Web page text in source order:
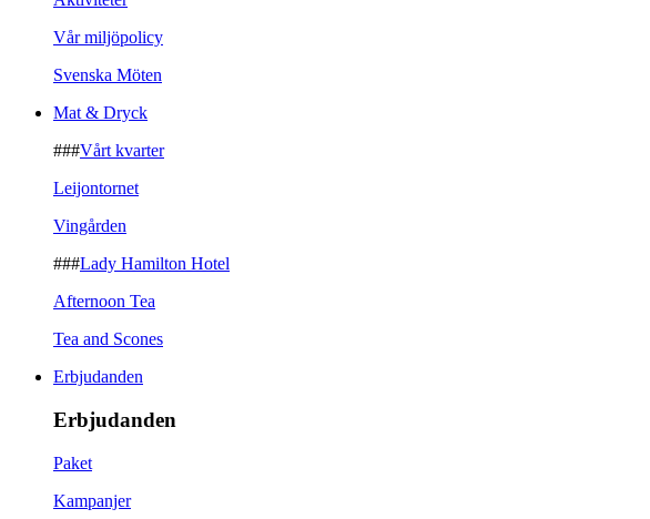
Vår miljöpolicy
Svenska Möten
Mat & Dryck
###Vårt kvarter
Leijontornet
Vingården
###Lady Hamilton Hotel
Afternoon Tea
Tea and Scones
Erbjudanden
Erbjudanden
Paket
Kampanjer